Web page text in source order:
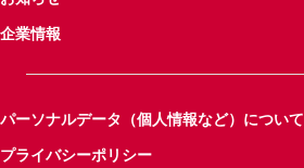
企業情報
パーソナルデータ（個人情報など）について
プライバシーポリシー